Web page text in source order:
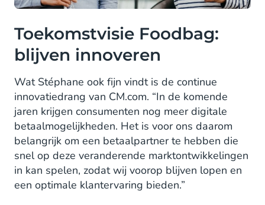
Toekomstvisie Foodbag:
blijven innoveren
Wat Stéphane ook fijn vindt is de continue
innovatiedrang van CM.com. “In de komende
jaren krijgen consumenten nog meer digitale
betaalmogelijkheden. Het is voor ons daarom
belangrijk om een betaalpartner te hebben die
snel op deze veranderende marktontwikkelingen
in kan spelen, zodat wij voorop blijven lopen en
een optimale klantervaring bieden.”